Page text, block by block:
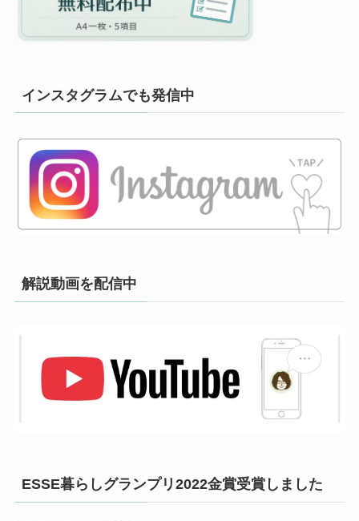
インスタグラムでも発信中
解説動画を配信中
ESSE暮らしグランプリ2022金賞受賞しました